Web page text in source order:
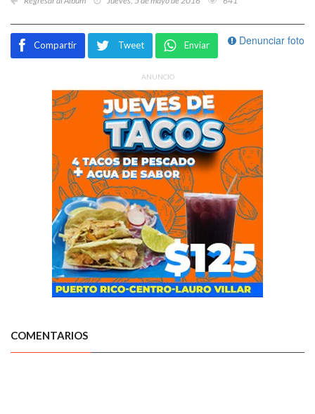
Denunciar foto
Compartir Tweet Enviar
ANUNCIO
COMENTARIOS